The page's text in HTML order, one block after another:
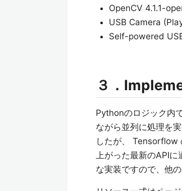
OpenCV 4.1.1-
USB Camera
Self-powered
３．
Pythonのロジック内
ながら並列に処理を
したが、 Tensorflow
上がった最新のAPIに
な実装ですので、他